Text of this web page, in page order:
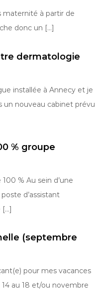
maternité à partir de
donc un […]
dermatologie
installée à Annecy et je
un nouveau cabinet prévu
% groupe
% Au sein d’une
d’assistant
[…]
(septembre
pour mes vacances
au 18 et/ou novembre